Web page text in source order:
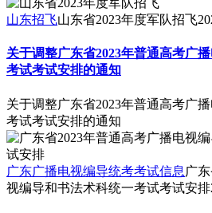
山东招飞山东省2023年度军队招飞
关于调整广东省2023年普通高考广
考试考试安排的通知
关于调整广东省2023年普通高考广
考试考试安排的通知
广东广播电视编导统考考试信息 广
视编导和书法术科统一考试考试安排